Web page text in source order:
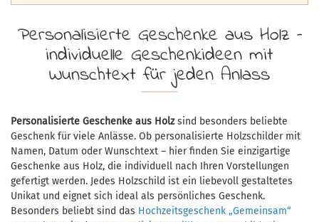
Personalisierte Geschenke aus Holz –
individuelle Geschenkideen mit
Wunschtext für jeden Anlass
Personalisierte Geschenke aus Holzsind besonders beliebte
Geschenk für viele Anlässe. Ob personalisierte Holzschilder mit
Namen, Datum oder Wunschtext – hier finden Sie einzigartige
Geschenke aus Holz, die individuell nach Ihren Vorstellungen
gefertigt werden. Jedes Holzschild ist ein liebevoll gestaltetes
Unikat und eignet sich ideal als persönliches Geschenk.
Besonders beliebt sind das Hochzeitsgeschenk „Gemeinsam“